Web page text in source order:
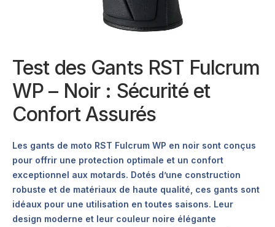
Test des Gants RST Fulcrum
WP – Noir : Sécurité et
Confort Assurés
Les gants de moto RST Fulcrum WP en noir sont conçus
pour offrir une protection optimale et un confort
exceptionnel aux motards. Dotés d’une construction
robuste et de matériaux de haute qualité, ces gants sont
idéaux pour une utilisation en toutes saisons. Leur
design moderne et leur couleur noire élégante